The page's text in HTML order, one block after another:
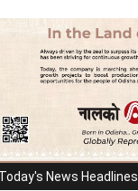
Today's News Headlines